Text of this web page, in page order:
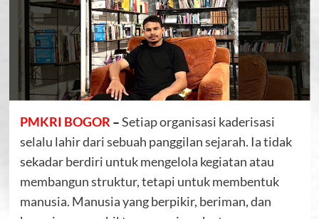
PMKRI BOGOR –Setiap organisasi kaderisasi
selalu lahir dari sebuah panggilan sejarah. Ia tidak
sekadar berdiri untuk mengelola kegiatan atau
membangun struktur, tetapi untuk membentuk
manusia. Manusia yang berpikir, beriman, dan